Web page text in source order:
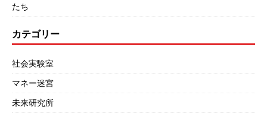
たち
カテゴリー
社会実験室
マネー迷宮
未来研究所